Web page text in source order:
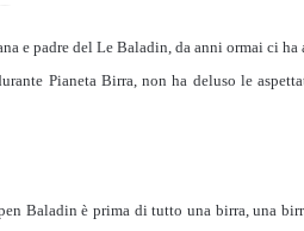
e padre del Le Baladin, da anni ormai ci
Pianeta Birra, non ha deluso le
Baladin è prima di tutto una birra, una